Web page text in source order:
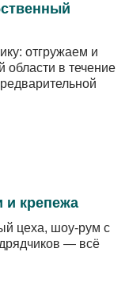
отгружаем и
области в течение
и крепежа
цеха, шоу-рум с
— всё